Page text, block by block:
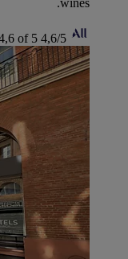
4,6/5
of 5